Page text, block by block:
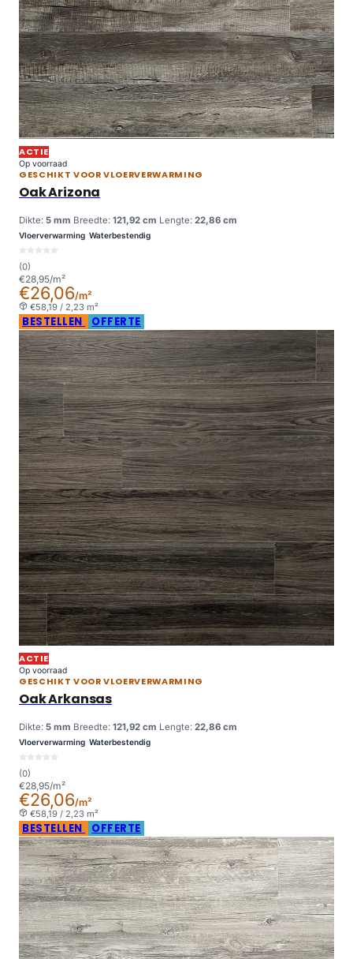
ACTIE
Op voorraad
GESCHIKT VOOR VLOERVERWARMING
Oak Arizona
Dikte: 5 mm Breedte: 121,92 cm Lengte: 22,86 cm
Vloerverwarming Waterbestendig
(0)
€28,95/m²
€26,06/m²
€58,19 / 2,23 m²
BESTELLEN OFFERTE
ACTIE
Op voorraad
GESCHIKT VOOR VLOERVERWARMING
Oak Arkansas
Dikte: 5 mm Breedte: 121,92 cm Lengte: 22,86 cm
Vloerverwarming Waterbestendig
(0)
€28,95/m²
€26,06/m²
€58,19 / 2,23 m²
BESTELLEN OFFERTE